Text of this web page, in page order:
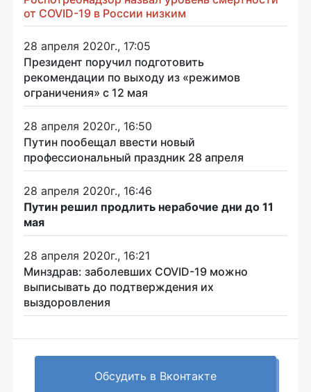
от COVID-19 в России низким
28 апреля 2020г., 17:05
Президент поручил подготовить
рекомендации по выходу из «режимов
ограничения» с 12 мая
28 апреля 2020г., 16:50
Путин пообещал ввести новый
профессиональный праздник 28 апреля
28 апреля 2020г., 16:46
Путин решил продлить нерабочие дни до 11
мая
28 апреля 2020г., 16:21
Минздрав: заболевших COVID-19 можно
выписывать до подтверждения их
выздоровления
Обсудить в Вконтакте